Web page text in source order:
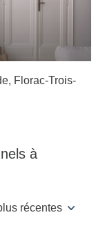
à
récentes